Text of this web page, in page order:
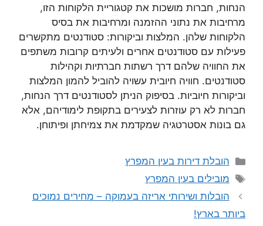
הנחות, חברות מושכות את קטגוריית הלקוחות הזו,
מרחיבות את נתוני ההזמנה ומרחיבות את בסיס
הלקוחות שלהן. המלצות וביקורות: סטודנטים מתקשרים
פעילות עם סטודנטים אחרים ולעיתים קרובות משתפים
את החוויה שלהם דרך רשתות חברתיות וקהילות
סטודנטים. חוויה חיובית עשויה להוביל להמון המלצות
וביקורות חיוביות. בסיפוק הניתן לסטודנטים דרך הנחות,
חברות לא רק עוזרות לצעירים בתקופת לימודיהם, אלא
גם בונות אסטרטגיה שמקדמת את צמיחתן ופיתוחן.
קטגוריות
הובלת דירות בעין המפרץ
תגיות
מובילים בעין המפרץ
הובלות ושירותי אריזה בעמוקה – מחירים נמוכים
ביותר בארץ!